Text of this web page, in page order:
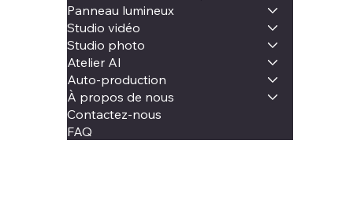
Panneau lumineux
Studio vidéo
Studio photo
Atelier AI
Auto-production
À propos de nous
Contactez-nous
FAQ